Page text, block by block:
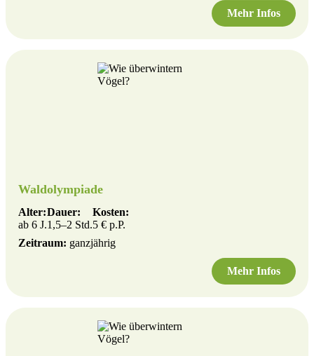
Mehr Infos
Waldolympiade
Alter:
ab 6 J.
Dauer:
1,5–2 Std.
Kosten:
5 € p.P.
Zeitraum: ganzjährig
Mehr Infos